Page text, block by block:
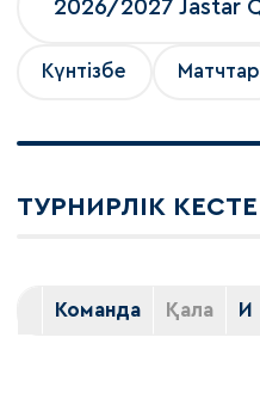
Күнтізбе Матчтар
ТУРНИРЛІК КЕСТЕ
Команда Қала И